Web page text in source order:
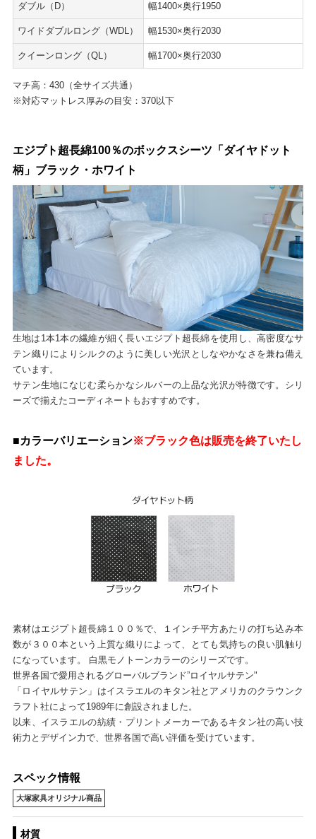
ダブル（D） 幅1400×奥行1950
ワイドダブルロング（WDL） 幅1530×奥行2030
クイーンロング（QL） 幅1700×奥行2030
マチ高：430（全サイズ共通）
※対応マットレス厚みの目安：370以下
エジプト超長綿100％のボックスシーツ「ダイヤドット
柄」ブラック・ホワイト
生地は1本1本の繊維が細く長いエジプト超長綿を使用し、高密度なサ
テン織りによりシルクのように美しい光沢としなやかなさを兼ね備え
ています。
サテン生地になじむ柔らかなシルバーの上品な光沢が特徴です。シリ
ーズで揃えたコーディネートもおすすめです。
■カラーバリエーション※ブラック色は販売を終了いたし
ました。
素材はエジプト超長綿１００％で、１インチ平方あたりの打ち込み本
数が３００本という上質な織りによって、とても気持ちの良い肌触り
になっています。 白黒モノトーンカラーのシリーズです。
世界各国で愛用されるグローバルブランド”ロイヤルサテン"
「ロイヤルサテン」はイスラエルのキタン社とアメリカのクラウンク
ラフト社によって1989年に創設されました。
以来、イスラエルの紡績・プリントメーカーであるキタン社の高い技
術力とデザイン力で、世界各国で高い評価を受けています。
スペック情報
大塚家具オリジナル商品
材質